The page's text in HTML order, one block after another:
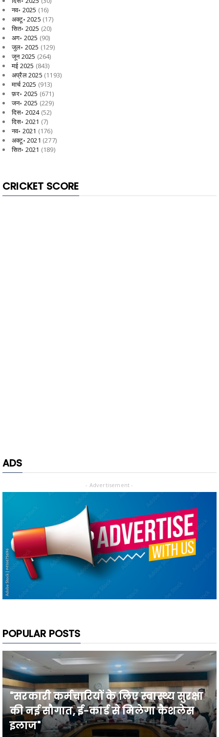
नव॰ 2025 (16)
अक्टू॰ 2025 (17)
सित॰ 2025 (20)
अग॰ 2025 (90)
जुल॰ 2025 (129)
जून 2025 (264)
मई 2025 (843)
अप्रैल 2025 (1193)
मार्च 2025 (913)
फ़र॰ 2025 (671)
जन॰ 2025 (229)
दिस॰ 2024(52)
दिस॰ 2021 (7)
नव॰ 2021 (176)
अक्टू॰ 2021 (277)
सित॰ 2021 (189)
CRICKET SCORE
ADS
- Advertisement -
POPULAR POSTS
"सरकारी कर्मचारियों के लिए स्वास्थ्य सुरक्षा
की नई सौगात, ई-कार्ड से मिलेगा कैशलेस
इलाज"